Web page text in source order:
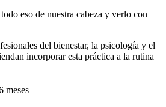
eso de nuestra cabeza y verlo con
del bienestar, la psicología y el
incorporar esta práctica a la rutina